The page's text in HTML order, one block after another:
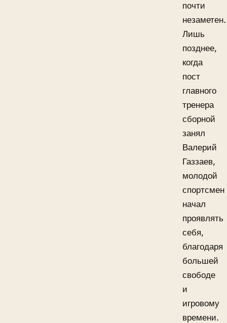
почти
незаметен.
Лишь
позднее,
когда
пост
главного
тренера
сборной
занял
Валерий
Газзаев,
молодой
спортсмен
начал
проявлять
себя,
благодаря
большей
свободе
и
игровому
времени.